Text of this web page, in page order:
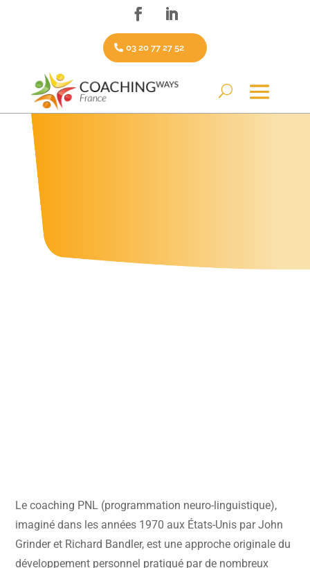
03 20 77 27 52
Le coaching PNL (programmation neuro-linguistique),
imaginé dans les années 1970 aux États-Unis par John
Grinder et Richard Bandler, est une approche originale du
développement personnel pratiqué par de nombreux